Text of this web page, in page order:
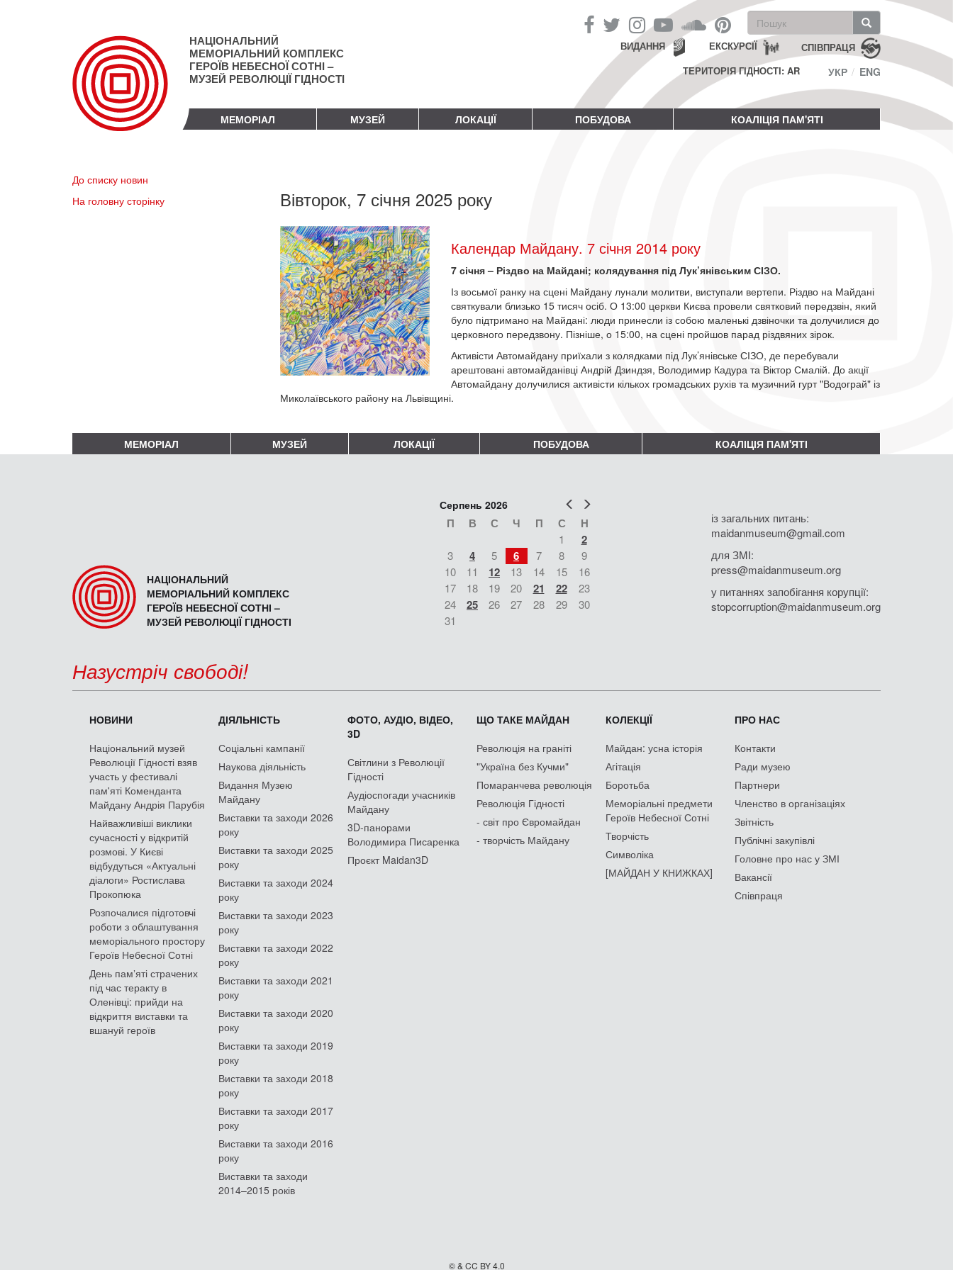
НАЦІОНАЛЬНИЙ
МЕМОРІАЛЬНИЙ КОМПЛЕКС
ГЕРОЇВ НЕБЕСНОЇ СОТНІ –
МУЗЕЙ РЕВОЛЮЦІЇ ГІДНОСТІ
Пошукова
форма
Пошук СПІВПРАЦЯ
ЕКСКУРСІЇ
ВИДАННЯ
ТЕРИТОРІЯ ГІДНОСТІ: AR
УКР ENG
МЕМОРІАЛ МУЗЕЙ ЛОКАЦІЇ ПОБУДОВА КОАЛІЦІЯ ПАМ'ЯТІ
До списку новин
На головну сторінку
Вівторок, 7 січня 2025 року
Календар Майдану. 7 січня 2014 року
7 січня – Різдво на Майдані; колядування під Лук’янівським СІЗО.
Із восьмої ранку на сцені Майдану лунали молитви, виступали вертепи. Різдво на Майдані
святкували близько 15 тисяч осіб. О 13:00 церкви Києва провели святковий передзвін, який
було підтримано на Майдані: люди принесли із собою маленькі дзвіночки та долучилися до
церковного передзвону. Пізніше, о 15:00, на сцені пройшов парад різдвяних зірок.
Активісти Автомайдану приїхали з колядками під Лук’янівське СІЗО, де перебували
арештовані автомайданівці Андрій Дзиндзя, Володимир Кадура та Віктор Смалій. До акції
Автомайдану долучилися активісти кількох громадських рухів та музичний гурт "Водограй" із
Миколаївського району на Львівщині.
МЕМОРІАЛ МУЗЕЙ ЛОКАЦІЇ ПОБУДОВА КОАЛІЦІЯ ПАМ'ЯТІ
НАЦІОНАЛЬНИЙ
МЕМОРІАЛЬНИЙ КОМПЛЕКС
ГЕРОЇВ НЕБЕСНОЇ СОТНІ –
МУЗЕЙ РЕВОЛЮЦІЇ ГІДНОСТІ
Попер
Серпень 2026
П В С Ч П С Н
1 2
3 4 5 6 7 8
9
10
11 12 13 14 15
16
17
18 19 20 21 22
23
24
25 26 27 28 29
30
31
із загальних питань:
maidanmuseum@gmail.com
для ЗМІ:
press@maidanmuseum.org
у питаннях запобігання корупції:
stopcorruption@maidanmuseum.org
Назустріч свободі!
НОВИНИ
Національний музей
Революції Гідності взяв
участь у фестивалі
пам'яті Коменданта
Майдану Андрія Парубія
Найважливіші виклики
сучасності у відкритій
розмові. У Києві
відбудуться «Актуальні
діалоги» Ростислава
Прокопюка
Розпочалися підготовчі
роботи з облаштування
меморіального простору
Героїв Небесної Сотні
День памʼяті страчених
під час теракту в
Оленівці: прийди на
відкриття виставки та
вшануй героїв
ДІЯЛЬНІСТЬ
Соціальні кампанії
Наукова діяльність
Видання Музею
Майдану
Виставки та заходи 2026
року
Виставки та заходи 2025
року
Виставки та заходи 2024
року
Виставки та заходи 2023
року
Виставки та заходи 2022
року
Виставки та заходи 2021
року
Виставки та заходи 2020
року
Виставки та заходи 2019
року
Виставки та заходи 2018
року
Виставки та заходи 2017
року
Виставки та заходи 2016
року
Виставки та заходи
2014–2015 років
ФОТО, АУДІО, ВІДЕО,
3D
Світлини з Революції
Гідності
Аудіоспогади учасників
Майдану
3D-панорами
Володимира Писаренка
Проєкт Maidan3D
ЩО ТАКЕ МАЙДАН
Революція на граніті
"Україна без Кучми"
Помаранчева революція
Революція Гідності
- світ про Євромайдан
- творчість Майдану
КОЛЕКЦІЇ
Майдан: усна історія
Агітація
Боротьба
Меморіальні предмети
Героїв Небесної Сотні
Творчість
Символіка
[МАЙДАН У КНИЖКАХ]
ПРО НАС
Контакти
Ради музею
Партнери
Членство в організаціях
Звітність
Публічні закупівлі
Головне про нас у ЗМІ
Вакансії
Співпраця
© & CC BY 4.0